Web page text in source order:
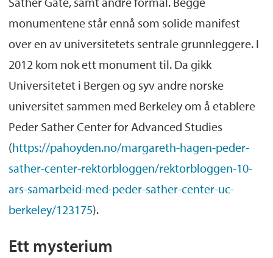
monumentene står ennå som solide manifest
over en av universitetets sentrale grunnleggere. I
2012 kom nok ett monument til. Da gikk
Universitetet i Bergen og syv andre norske
universitet sammen med Berkeley om å etablere
Peder Sather Center for Advanced Studies
(https://pahoyden.no/margareth-hagen-peder-
sather-center-rektorbloggen/rektorbloggen-10-
ars-samarbeid-med-peder-sather-center-uc-
berkeley/123175).
Ett mysterium